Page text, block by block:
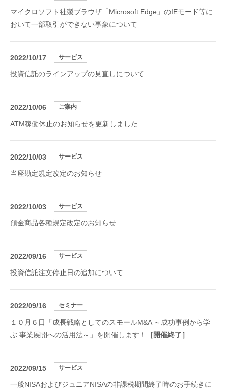
マイクロソフト社製ブラウザ「Microsoft Edge」のIEモード等に
おいて一部取引ができない事象について
2022/10/17 サービス
投資信託のラインアップの見直しについて
2022/10/06 ご案内
ATM稼働休止のお知らせを更新しました
2022/10/03 サービス
当座勘定規定改定のお知らせ
2022/10/03 サービス
預金商品各種規定改定のお知らせ
2022/09/16 サービス
投資信託注文停止日の追加について
2022/09/16 セミナー
１０月６日「成長戦略としてのスモールM&A ～成功事例から学
ぶ 事業展開への活用法～」を開催します！
［開催終了］
2022/09/15 サービス
一般NISAおよびジュニアNISAの非課税期間終了時のお手続きに